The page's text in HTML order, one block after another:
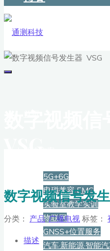
5G+6G
电磁兼容 EMC
实验室教学实训
物联网
GNSS+位置服务
汽车·新能源·智能
数字视频信号发
分类： 产品,广播电视 标签：
描述